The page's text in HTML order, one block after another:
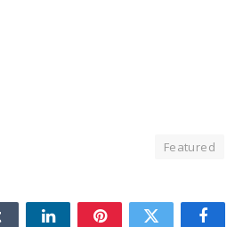
Featured